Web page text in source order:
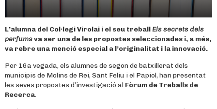
L’alumna del Col·legi Virolai i el seu treballEls secrets dels
perfumsva ser una de les propostes seleccionades i, a més,
va rebre una menció especial a l’originalitat i la innovació.
Per 16a vegada, els alumnes de segon de batxillerat dels
municipis de Molins de Rei, Sant Feliu i el Papiol, han presentat
les seves propostes d’investigació al Fòrum de Treballs de
Recerca.